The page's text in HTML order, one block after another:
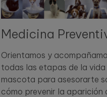
Medicina
Orientamos y
todas las etapas de la vida
mascota para asesorarte
cómo prevenir la aparición